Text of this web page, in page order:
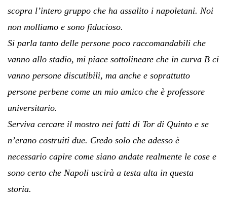
scopra l’intero gruppo che ha assalito i napoletani. Noi
non molliamo e sono fiducioso.
Si parla tanto delle persone poco raccomandabili che
vanno allo stadio, mi piace sottolineare che in curva B ci
vanno persone discutibili, ma anche e soprattutto
persone perbene come un mio amico che è professore
universitario.
Serviva cercare il mostro nei fatti di Tor di Quinto e se
n’erano costruiti due. Credo solo che adesso è
necessario capire come siano andate realmente le cose e
sono certo che Napoli uscirà a testa alta in questa
storia.